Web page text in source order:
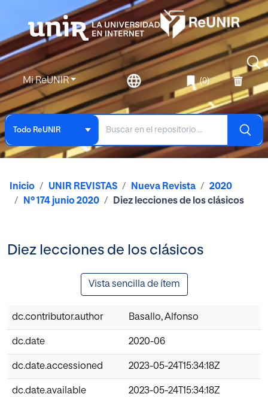
Mi ReUNIR (0)
Todo ReUNIR
Inicio UNIR REVISTAS Nueva Revista
2020
Nº 174 junio 2020
Diez lecciones de los clásicos
Diez lecciones de los clásicos
Vista sencilla de ítem
dc.contributor.author Basallo, Alfonso
dc.date 2020-06
dc.date.accessioned 2023-05-24T15:34:18Z
dc.date.available 2023-05-24T15:34:18Z